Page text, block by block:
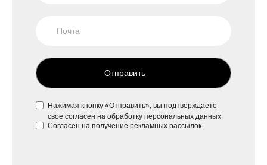
Отправить
Нажимая кнопку «Отправить», вы подтверждаете
свое согласен на обработку персональных данных
Согласен на получение рекламных рассылок